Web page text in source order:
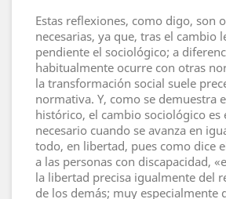
Estas reflexiones, como digo, son
necesarias, ya que, tras el cambio
pendiente el sociológico; a
habitualmente ocurre con otras
la transformación social suele
normativa. Y, como se demuestra
histórico, el cambio sociológico es
necesario cuando se avanza en
todo, en libertad, pues como dice
a las personas con discapacidad,
la libertad precisa igualmente del
de los demás; muy especialmente